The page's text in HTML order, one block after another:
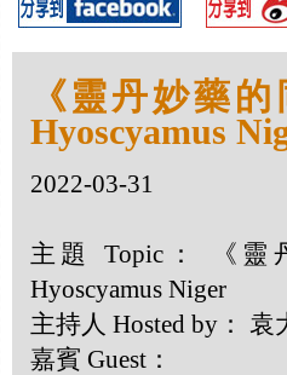
《靈丹妙藥
Hyoscyamus
2022-03-31
主題 Topic： 《靈
Hyoscyamus Niger
主持人 Hosted by：
嘉賓 Guest：